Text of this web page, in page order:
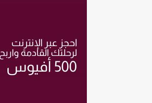
احجز عبر الإنترنت
لرحلتك القادمة واربح
500 أفيوس